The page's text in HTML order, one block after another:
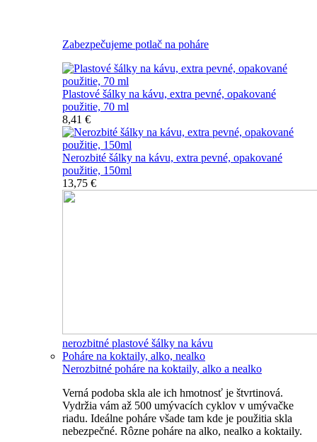
Zabezpečujeme potlač na poháre
Plastové šálky na kávu, extra pevné, opakované
použitie, 70 ml
8,41 €
Nerozbité šálky na kávu, extra pevné, opakované
použitie, 150ml
13,75 €
nerozbitné plastové šálky na kávu
Poháre na koktaily, alko, nealko
Nerozbitné poháre na koktaily, alko a nealko
Verná podoba skla ale ich hmotnosť je štvrtinová.
Vydržia vám až 500 umývacích cyklov v umývačke
riadu. Ideálne poháre všade tam kde je použitia skla
nebezpečné. Rôzne poháre na alko, nealko a koktaily.